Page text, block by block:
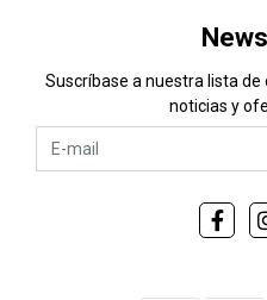
Suscríbase a nuestra lista
noticias y